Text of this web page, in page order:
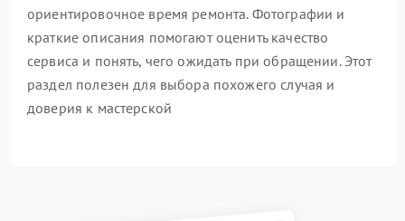
ориентировочное время ремонта. Фотографии и
краткие описания помогают оценить качество
сервиса и понять, чего ожидать при обращении. Этот
раздел полезен для выбора похожего случая и
доверия к мастерской